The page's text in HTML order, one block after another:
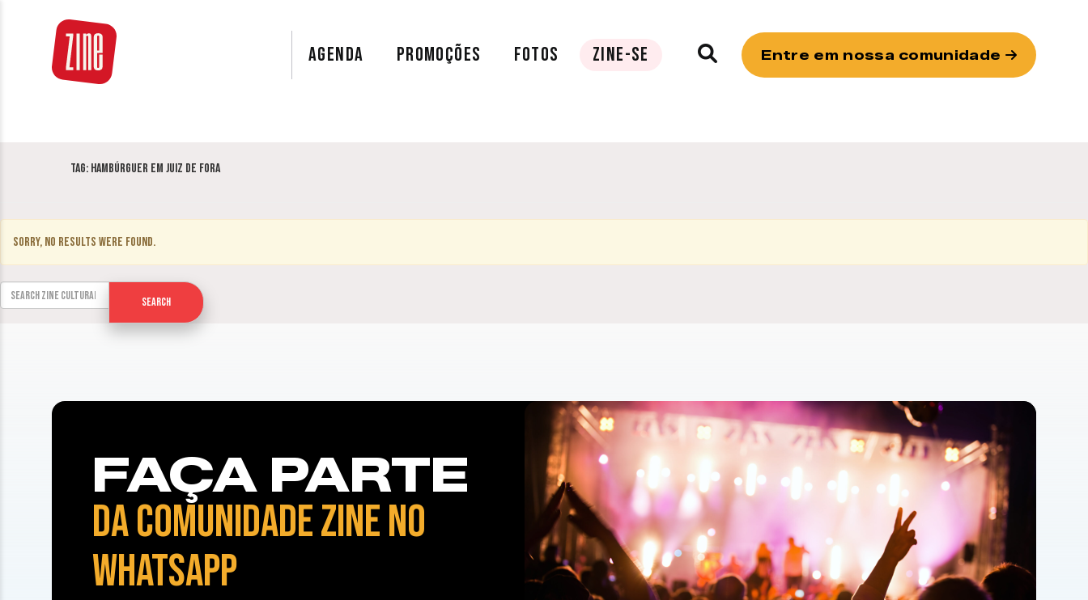
AGENDA PROMOÇÕES FOTOS ZINE-SE Entre em nossa comunidade
Tag: hambúrguer em juiz de fora
Sorry, no results were found.
Search for:
Search
FAÇA PARTE
DA COMUNIDADE ZINE NO
WHATSAPP